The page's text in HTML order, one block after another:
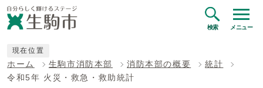
検索 メニュー
現在位置
ホーム 生駒市消防本部 消防本部の概要
統計
令和5年 火災・救急・救助統計